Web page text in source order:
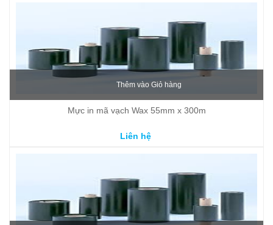
Thêm vào Giỏ hàng
Mực in mã vạch Wax 55mm x 300m
Liên hệ